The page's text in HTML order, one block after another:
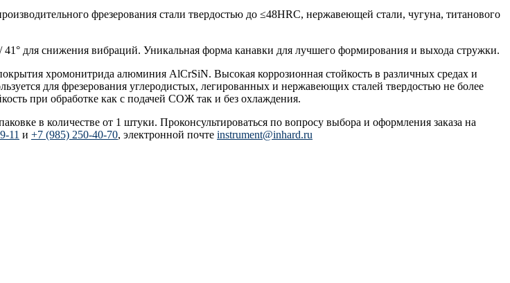
фрезерования стали твердостью до ≤48HRC, нержавеющей стали, чугуна, титанового
для снижения вибраций. Уникальная форма канавки для лучшего формирования и выхода стружки.
хромонитрида алюминия AlCrSiN. Высокая коррозионная стойкость в различных средах и
для фрезерования углеродистых, легированных и нержавеющих сталей твердостью не более
при обработке как с подачей СОЖ так и без охлаждения.
в количестве от 1 штуки. Проконсультироваться по вопросу выбора и оформления заказа на
11 и +7 (985) 250-40-70, электронной почте instrument@inhard.ru